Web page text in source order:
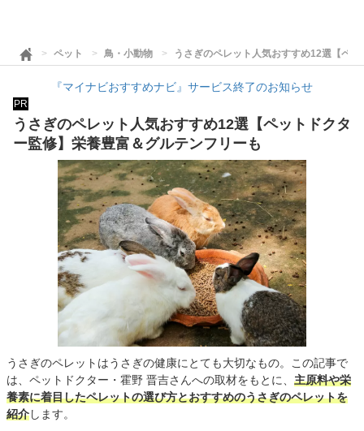
ペット 鳥・小動物 うさぎのペレット人気おすすめ12選【ペ
『マイナビおすすめナビ』サービス終了のお知らせ
PR
うさぎのペレット人気おすすめ12選【ペットドクタ
ー監修】栄養豊富＆グルテンフリーも
うさぎのペレットはうさぎの健康にとても大切なもの。この記事で
は、ペットドクター・霍野 晋吉さんへの取材をもとに、 主原料や栄
養素に着目したペレットの選び方とおすすめのうさぎのペレットを
紹介します。